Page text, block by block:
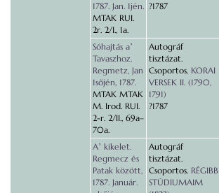
1787. Jan. 1jén.
MTAK RUI.
2r. 2/I., 1a.
?1787
Sóhajtás aʼ
Tavaszhoz.
Regmetz, Jan
1sőjén, 1787.
MTAK MTAK
M. Irod. RUI.
2-r. 2/II., 69a–
70a.
Autográf
tisztázat.
Csoportos. KORAI
VERSEK II. (1790,
1791)
?1787
Aʼ kikelet.
Regmecz és
Patak között,
1787. Január.
Autográf
tisztázat.
Csoportos. RÉGIBB
STÚDIUMAIM